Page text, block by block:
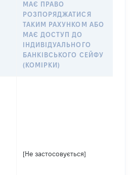
МАЄ ПРАВО
РОЗПОРЯДЖАТИСЯ
ТАКИМ РАХУНКОМ АБО
МАЄ ДОСТУП ДО
ІНДИВІДУАЛЬНОГО
БАНКІВСЬКОГО СЕЙФУ
(КОМІРКИ)
[Не застосовується]